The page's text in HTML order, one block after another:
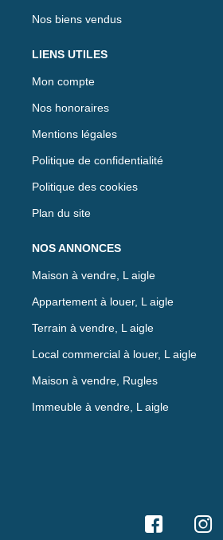
Nos biens vendus
LIENS UTILES
Mon compte
Nos honoraires
Mentions légales
Politique de confidentialité
Politique des cookies
Plan du site
NOS ANNONCES
Maison à vendre, L aigle
Appartement à louer, L aigle
Terrain à vendre, L aigle
Local commercial à louer, L aigle
Maison à vendre, Rugles
Immeuble à vendre, L aigle